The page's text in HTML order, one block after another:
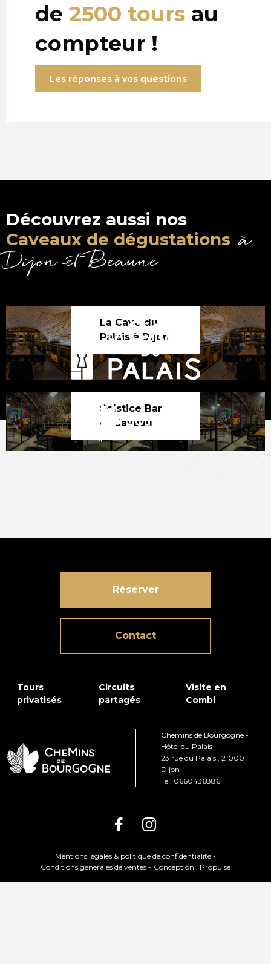
de 2500 tours au
compteur !
Les réponses à vos questions
Découvrez aussi nos
Caveaux de dégustations à
Dijon et Beaune
La Cave du
Palais à Dijon
Solstice Bar
et Caveau
Réserver
Contact
Tours
privatisés
Circuits
partagés
Visite en
Combi
Chemins de Bourgogne -
Hôtel du Palais
23 rue du Palais , 21000
Dijon
Tel. 0660436886
Mentions légales & politique de confidentialité -
Conditions générales de ventes - Conception : Propulse